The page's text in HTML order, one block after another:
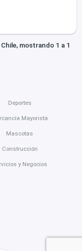
mostrando 1 a 1
Deportes
Mayorista
Mascotas
Construcción
y Negocios